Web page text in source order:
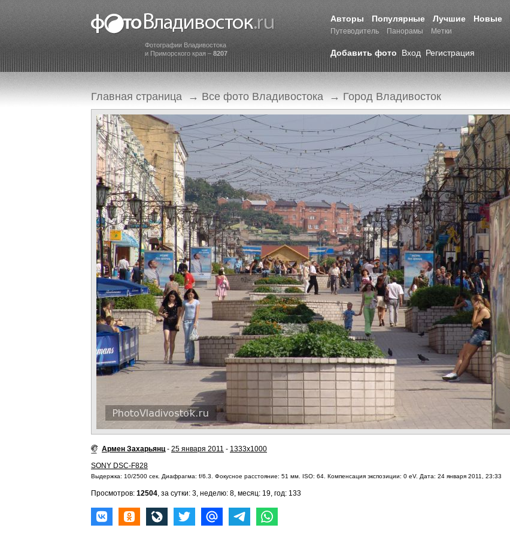
Фотографии Владивостока
и Приморского края – 8207
Авторы Популярные Лучшие Новые
Путеводитель Панорамы Метки
Добавить фото Вход Регистрация
Главная страница → Все фото Владивостока → Город Владивосток
Армен Захарьянц- 25 января 2011 - 1333x1000
SONY DSC-F828
Выдержка: 10/2500 сек. Диафрагма: f/6.3. Фокусное расстояние: 51 мм. ISO: 64. Компенсация экспозиции: 0 eV. Дата: 24 января 2011, 23:33
Просмотров: 12504, за сутки: 3, неделю: 8, месяц: 19, год: 133